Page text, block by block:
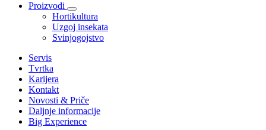
Proizvodi
Hortikultura
Uzgoj insekata
Svinjogojstvo
Servis
Tvrtka
Karijera
Kontakt
Novosti & Priče
Daljnje informacije
Big Experience